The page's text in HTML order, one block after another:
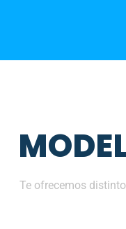
Te ofrecemos